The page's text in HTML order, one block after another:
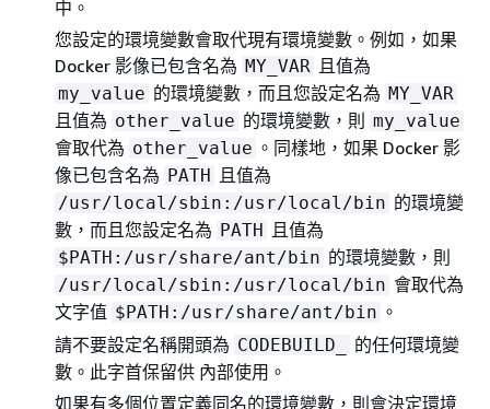
中。
您設定的環境變數會取代現有環境變數。例如，如果
Docker 影像已包含名為 MY_VAR 且值為
my_value 的環境變數，而且您設定名為 MY_VAR
且值為 other_value 的環境變數，則 my_value
會取代為 other_value 。同樣地，如果 Docker 影
像已包含名為 PATH 且值為
/usr/local/sbin:/usr/local/bin 的環境變
數，而且您設定名為 PATH 且值為
$PATH:/usr/share/ant/bin 的環境變數，則
/usr/local/sbin:/usr/local/bin 會取代為
文字值 $PATH:/usr/share/ant/bin 。
請不要設定名稱開頭為 CODEBUILD_
的任何環境變
數。此字首保留供 內部使用。
如果有多個位置定義同名的環境變數，則會決定環境